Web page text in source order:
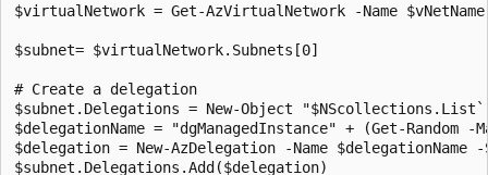
$virtualNetwork = Get-AzVirtualNetwork -Name $vNetName -
$subnet= $virtualNetwork.Subnets[0]
# Create a delegation
$subnet.Delegations = New-Object
$delegationName = "dgManagedInstance" + (Get-Random -
$delegation = New-AzDelegation -Name
$subnet.Delegations.Add($delegation)